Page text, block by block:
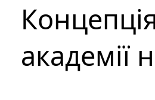
академії